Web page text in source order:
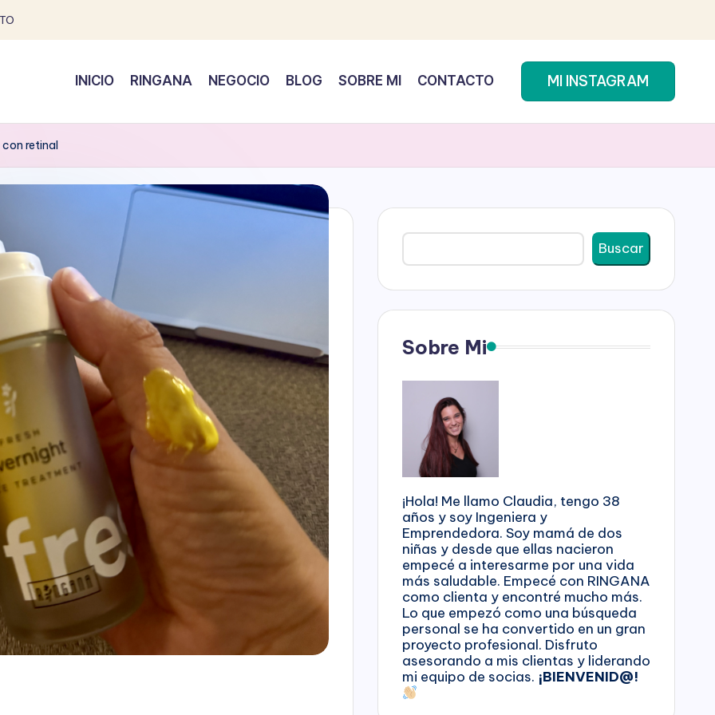
INICIO RINGANA NEGOCIO BLOG SOBRE MI CONTACTO MI INSTAGRAM
con retinal
Buscar
Buscar
Sobre Mi
¡Hola! Me llamo Claudia, tengo 38
años y soy Ingeniera y
Emprendedora. Soy mamá de dos
niñas y desde que ellas nacieron
empecé a interesarme por una vida
más saludable. Empecé con RINGANA
como clienta y encontré mucho más.
Lo que empezó como una búsqueda
personal se ha convertido en un gran
proyecto profesional. Disfruto
asesorando a mis clientas y liderando
mi equipo de socias. ¡BIENVENID@!